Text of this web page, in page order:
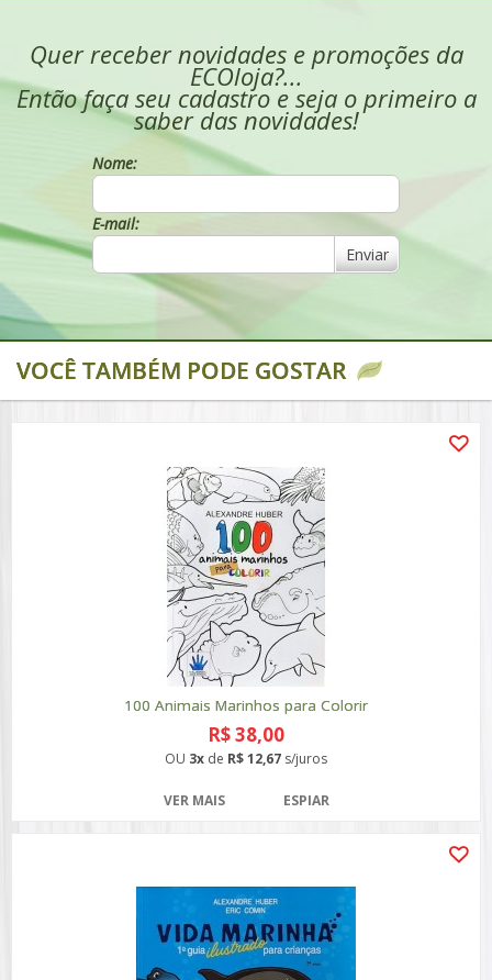
Quer receber novidades e promoções da
ECOloja?...
Então faça seu cadastro e seja o primeiro a
saber das novidades!
Nome:
E-mail:
Enviar
VOCÊ TAMBÉM PODE GOSTAR
100 Animais Marinhos para Colorir
R$ 38,00
OU 3x de R$ 12,67 s/juros
VER MAIS ESPIAR